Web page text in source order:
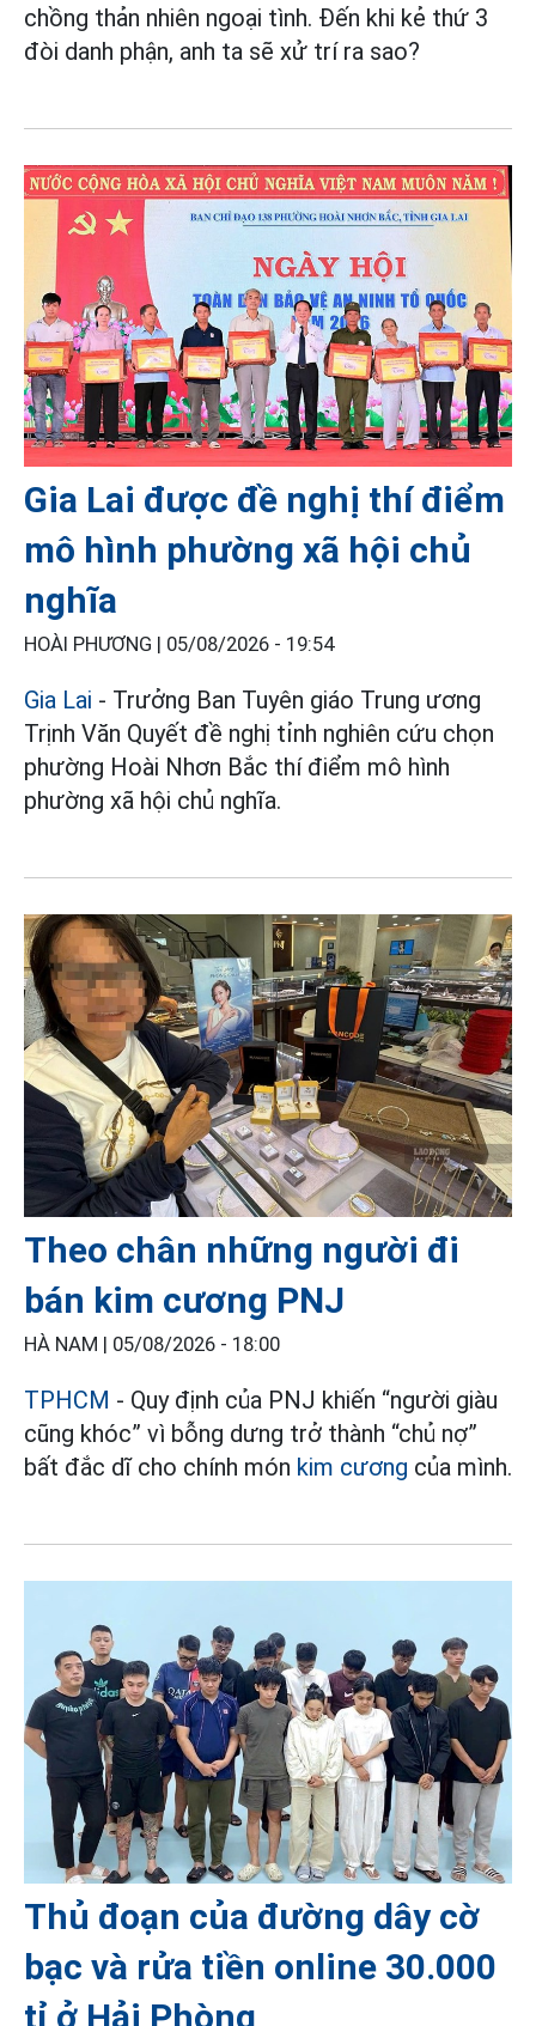
chồng thản nhiên ngoại tình. Đến khi kẻ thứ 3
đòi danh phận, anh ta sẽ xử trí ra sao?
Gia Lai được đề nghị thí điểm
mô hình phường xã hội chủ
nghĩa
HOÀI PHƯƠNG | 05/08/2026 - 19:54
Gia Lai - Trưởng Ban Tuyên giáo Trung ương
Trịnh Văn Quyết đề nghị tỉnh nghiên cứu chọn
phường Hoài Nhơn Bắc thí điểm mô hình
phường xã hội chủ nghĩa.
Theo chân những người đi
bán kim cương PNJ
HÀ NAM | 05/08/2026 - 18:00
TPHCM - Quy định của PNJ khiến “người giàu
cũng khóc” vì bỗng dưng trở thành “chủ nợ”
bất đắc dĩ cho chính món kim cương của mình.
Thủ đoạn của đường dây cờ
bạc và rửa tiền online 30.000
tỉ ở Hải Phòng